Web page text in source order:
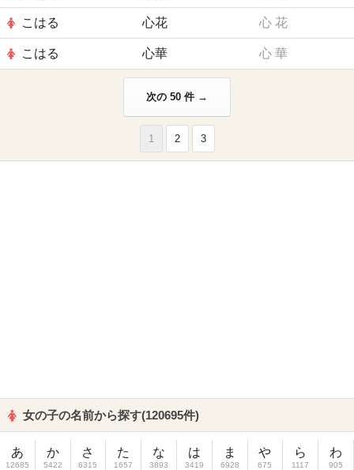
こはる 心花 心 花
こはる 心華 心 華
次の 50 件 →
1 2 3
女の子の名前から探す(120695件)
あ
12685
か
5422
さ
6315
た
1657
な
3893
は
3419
ま
6928
や
675
ら
1117
わ
905